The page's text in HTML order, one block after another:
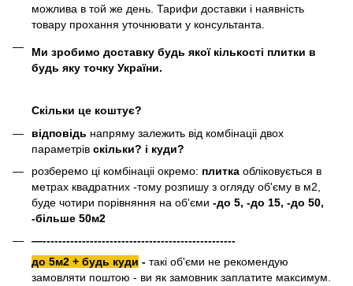
можлива в той же день. Тарифи доставки і наявність
товару прохання уточнювати у консультанта.
Ми зробимо доставку будь якої кількості плитки в
будь яку точку України.
Скільки це коштує?
відповідь напряму залежить від комбінаціі двох
параметрів скільки? і куди?
розберемо ці комбінаціі окремо: плитка обліковується в
метрах квадратних -тому розпишу з огляду об'єму в м2,
буде чотири порівняння на об'єми -до 5, -до 15, -до 50,
-більше 50м2
—-------------------------------------------------
до 5м2 + будь куди - такі об'єми не рекомендую
замовляти поштою - ви як замовник заплатите максимум.